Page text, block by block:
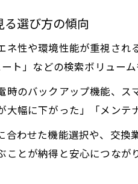
選び方の傾向
性や環境性能が重視され
ト」などの検索ボリューム
時のバックアップ機能、
大幅に下がった」「メンテ
合わせた機能選択や、交
とが納得と安心につながり